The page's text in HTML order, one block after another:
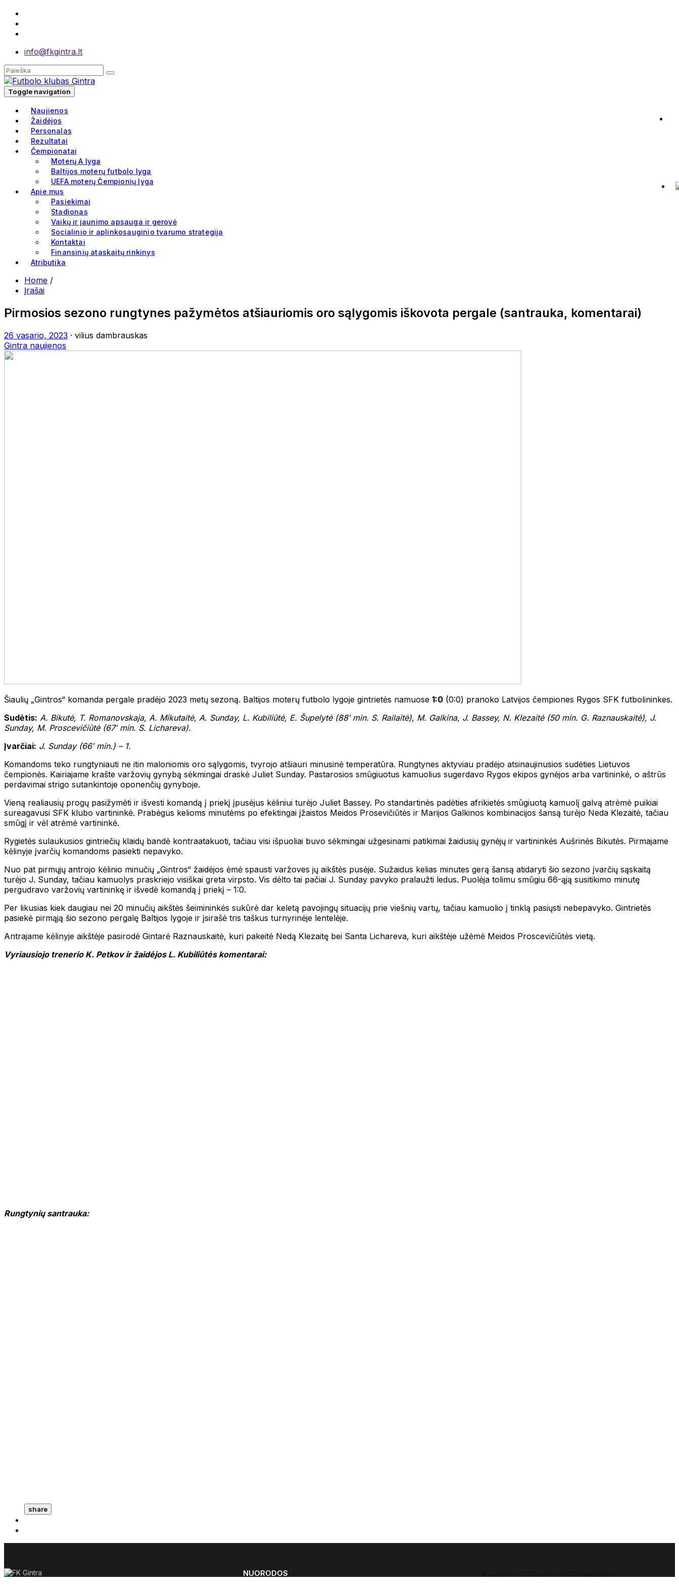
info@fkgintra.lt
Toggle navigation
Naujienos
Žaidėjos
Personalas
Rezultatai
Čempionatai
Moterų A lyga
Baltijos moterų futbolo lyga
UEFA moterų Čempionių lyga
Apie mus
Pasiekimai
Stadionas
Vaikų ir jaunimo apsauga ir gerovė
Socialinio ir aplinkosauginio tvarumo strategija
Kontaktai
Finansinių ataskaitų rinkinys
Atributika
Home /
Įrašai
Pirmosios sezono rungtynes pažymėtos atšiauriomis oro sąlygomis iškovota pergale (santrauka, komentarai)
26 vasario, 2023 · vilius dambrauskas
Gintra naujienos
Šiaulių „Gintros“ komanda pergale pradėjo 2023 metų sezoną. Baltijos moterų futbolo lygoje gintrietės namuose 1:0 (0:0) pranoko Latvijos čempiones Rygos SFK futbolininkes.
Sudėtis: A. Bikutė, T. Romanovskaja, A. Mikutaitė, A. Sunday, L. Kubiliūtė, E. Šupelytė (88′ min. S. Railaitė), M. Galkina, J. Bassey, N. Klezaitė (50 min. G. Raznauskaitė), J.
Sunday, M. Proscevičiūtė (67′ min. S. Lichareva).
Įvarčiai: J. Sunday (66′ min.) – 1.
Komandoms teko rungtyniauti ne itin maloniomis oro sąlygomis, tvyrojo atšiauri minusinė temperatūra. Rungtynes aktyviau pradėjo atsinaujinusios sudėties Lietuvos
čempionės. Kairiajame krašte varžovių gynybą sėkmingai draskė Juliet Sunday. Pastarosios smūgiuotus kamuolius sugerdavo Rygos ekipos gynėjos arba vartininkė, o aštrūs
perdavimai strigo sutankintoje oponenčių gynyboje.
Vieną realiausių progų pasižymėti ir išvesti komandą į priekį įpusėjus kėliniui turėjo Juliet Bassey. Po standartinės padėties afrikietės smūgiuotą kamuolį galvą atrėmė puikiai
sureagavusi SFK klubo vartininkė. Prabėgus kelioms minutėms po efektingai įžaistos Meidos Prosevičiūtės ir Marijos Galkinos kombinacijos šansą turėjo Neda Klezaitė, tačiau
smūgį ir vėl atrėmė vartininkė.
Rygietės sulaukusios gintriečių klaidų bandė kontraatakuoti, tačiau visi išpuoliai buvo sėkmingai užgesinami patikimai žaidusių gynėjų ir vartininkės Aušrinės Bikutės. Pirmajame
kėlinyje įvarčių komandoms pasiekti nepavyko.
Nuo pat pirmųjų antrojo kėlinio minučių „Gintros“ žaidėjos ėmė spausti varžoves jų aikštės pusėje. Sužaidus kelias minutes gerą šansą atidaryti šio sezono įvarčių sąskaitą
turėjo J. Sunday, tačiau kamuolys praskriejo visiškai greta virpsto. Vis dėlto tai pačiai J. Sunday pavyko pralaužti ledus. Puolėja tolimu smūgiu 66-ąją susitikimo minutę
pergudravo varžovių vartininkę ir išvedė komandą į priekį – 1:0.
Per likusias kiek daugiau nei 20 minučių aikštės šeimininkės sukūrė dar keletą pavojingų situacijų prie viešnių vartų, tačiau kamuolio į tinklą pasiųsti nebepavyko. Gintrietės
pasiekė pirmąją šio sezono pergalę Baltijos lygoje ir įsirašė tris taškus turnyrinėje lentelėje.
Antrajame kėlinyje aikštėje pasirodė Gintarė Raznauskaitė, kuri pakeitė Nedą Klezaitę bei Santa Lichareva, kuri aikštėje užėmė Meidos Proscevičiūtės vietą.
Vyriausiojo trenerio K. Petkov ir žaidėjos L. Kubiliūtės komentarai:
Rungtynių santrauka:
share
NUORODOS